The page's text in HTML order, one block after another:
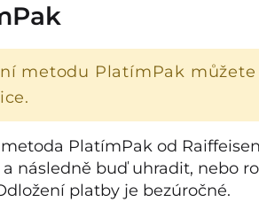
metodu PlatímPak
PlatímPak od
následně buď uhradit, nebo
platby je bezúročné.